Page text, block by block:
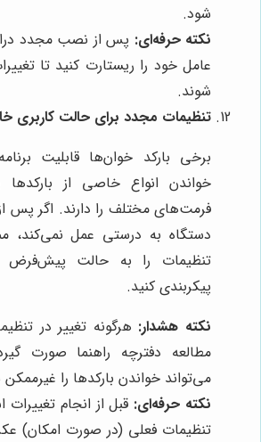
شود.
نکته حرفه‌ای: پس از نصب مجدد
عامل خود را ریستارت کنید تا
شوند.
تنظیمات مجدد برای حالت کاربری
برخی بارکد خوان‌ها قابلیت
خواندن انواع خاصی از بارکدها
فرمت‌های مختلف را دارند. اگر پس
دستگاه به درستی عمل نمی‌کند،
تنظیمات را به حالت پیش‌فرض
پیکربندی کنید.
نکته هشدار: هرگونه تغییر در
مطالعه دفترچه راهنما صورت
می‌تواند خواندن بارکدها را
نکته حرفه‌ای: قبل از انجام
تنظیمات فعلی (در صورت امکان)